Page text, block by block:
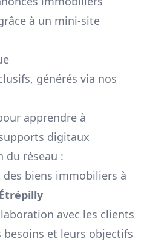
à un mini-site
générés via nos
apprendre à
digitaux
du réseau :
biens immobiliers à
Étrépilly
avec les clients
et leurs objectifs